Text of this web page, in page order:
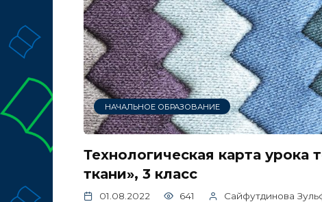
НАЧАЛЬНОЕ ОБРАЗОВАНИЕ
Технологическая карта урока
ткани», 3 класс
01.08.2022 641 Сайфутдинова